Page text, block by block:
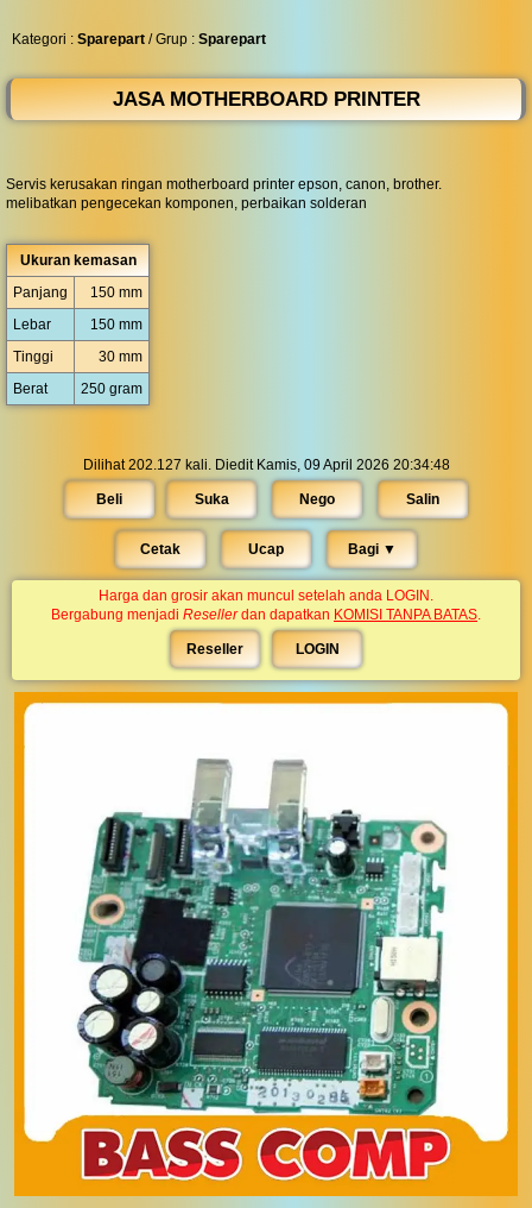
Kategori : Sparepart / Grup : Sparepart
JASA MOTHERBOARD PRINTER
Servis kerusakan ringan motherboard printer epson, canon, brother.
melibatkan pengecekan komponen, perbaikan solderan
Ukuran kemasan
Panjang
150 mm
Lebar
150 mm
Tinggi
30 mm
Berat
250 gram
Dilihat 202.127 kali. Diedit Kamis, 09 April 2026 20:34:48
Beli Suka Nego Salin
Cetak Ucap Bagi ▼︎
Harga dan grosir akan muncul setelah anda LOGIN.
Bergabung menjadi Resellerdan dapatkan KOMISI TANPA BATAS.
Reseller LOGIN